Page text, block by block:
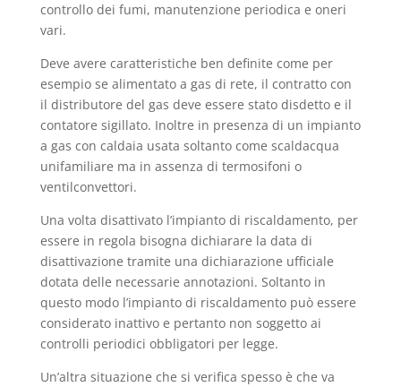
controllo dei fumi, manutenzione periodica e oneri
vari.
Deve avere caratteristiche ben definite come per
esempio se alimentato a gas di rete, il contratto con
il distributore del gas deve essere stato disdetto e il
contatore sigillato. Inoltre in presenza di un impianto
a gas con caldaia usata soltanto come scaldacqua
unifamiliare ma in assenza di termosifoni o
ventilconvettori.
Una volta disattivato l’impianto di riscaldamento, per
essere in regola bisogna dichiarare la data di
disattivazione tramite una dichiarazione ufficiale
dotata delle necessarie annotazioni. Soltanto in
questo modo l’impianto di riscaldamento può essere
considerato inattivo e pertanto non soggetto ai
controlli periodici obbligatori per legge.
Un’altra situazione che si verifica spesso è che va